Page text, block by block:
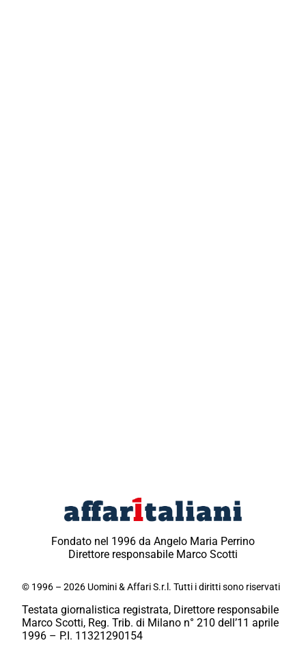
Fondato nel 1996 da Angelo Maria Perrino
Direttore responsabile Marco Scotti
© 1996 – 2026 Uomini & Affari S.r.l. Tutti i diritti sono riservati
Testata giornalistica registrata, Direttore responsabile
Marco Scotti, Reg. Trib. di Milano n° 210 dell’11 aprile
1996 – P.I. 11321290154